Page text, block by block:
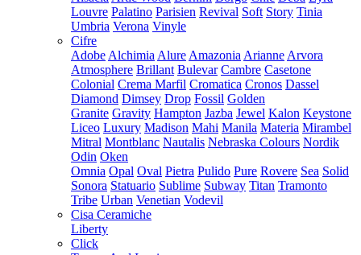
Louvre Palatino Parisien Revival Soft Story Tinia
Umbria Verona Vinyle
Cifre
Adobe Alchimia Alure Amazonia Arianne Arvora
Atmosphere Brillant Bulevar Cambre Casetone
Colonial Crema Marfil Cromatica Cronos Dassel
Diamond Dimsey Drop Fossil Golden
Granite Gravity Hampton Jazba Jewel Kalon Keystone
Liceo Luxury Madison Mahi Manila Materia Mirambel
Mitral Montblanc Nautalis Nebraska Colours Nordik
Odin Oken
Omnia Opal Oval Pietra Pulido Pure Rovere Sea Solid
Sonora Statuario Sublime Subway Titan Tramonto
Tribe Urban Venetian Vodevil
Cisa Ceramiche
Liberty
Click